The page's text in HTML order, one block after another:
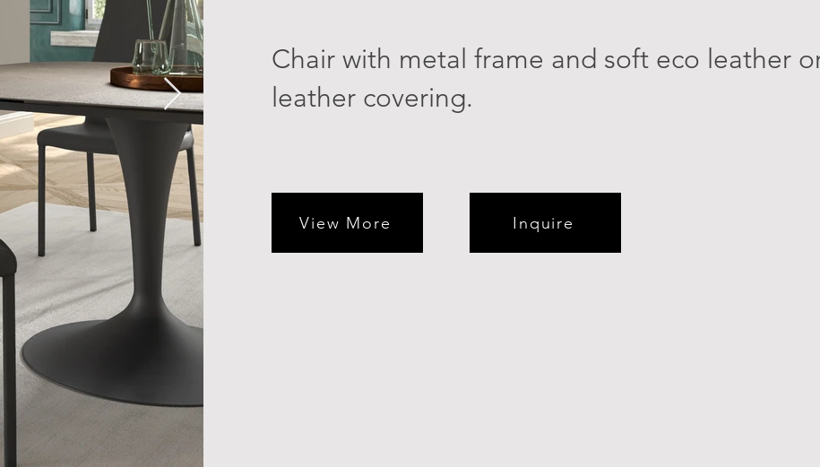
Chair with metal frame and soft eco leather
leather covering.
View More Inquire